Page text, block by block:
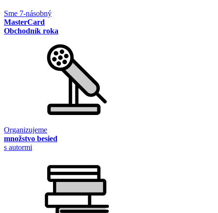
Sme 7-násobný
MasterCard
Obchodník roka
Organizujeme
množstvo besied
s autormi